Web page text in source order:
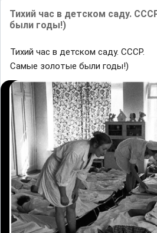
Тихий час в детском саду.
были годы!)
Тихий час в детском саду. СССР.
Самые золотые были годы!)